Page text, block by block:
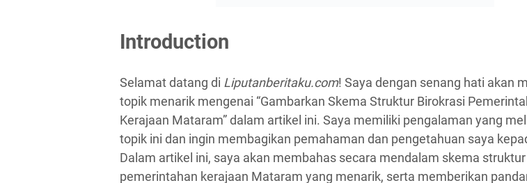
Introduction
Selamat datang di Liputanberitaku.com! Saya dengan senang hati akan
topik menarik mengenai “Gambarkan Skema Struktur Birokrasi
Kerajaan Mataram” dalam artikel ini. Saya memiliki pengalaman yang
topik ini dan ingin membagikan pemahaman dan pengetahuan saya
Dalam artikel ini, saya akan membahas secara mendalam skema
pemerintahan kerajaan Mataram yang menarik, serta memberikan